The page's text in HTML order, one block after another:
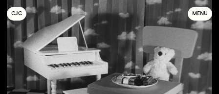
COLLECTIF
JEUNE
C INÉMA MENU